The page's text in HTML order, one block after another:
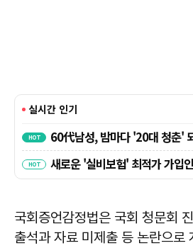
국회증언감정법은 국회 청문회
출석과 자료 미제출 등 논란으로